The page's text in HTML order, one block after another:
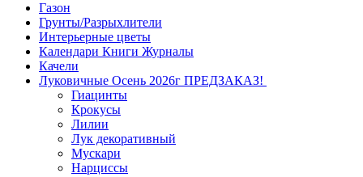
Газон
Грунты/Разрыхлители
Интерьерные цветы
Календари Книги Журналы
Качели
Луковичные Осень 2026г ПРЕДЗАКАЗ!
Гиацинты
Крокусы
Лилии
Лук декоративный
Мускари
Нарциссы